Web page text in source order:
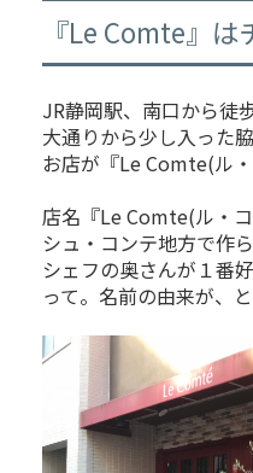
『Le Comte』
JR静岡駅、南口から徒
大通りから少し入った
お店が『Le Comte(ル・
店名『Le Comte(ル・
シュ・コンテ地方で作
シェフの奥さんが１番
って。名前の由来が、